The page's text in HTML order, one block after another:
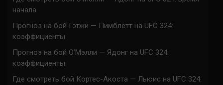
начала
Прогноз на бой Гэтжи — Пимблетт на UFC 324:
коэффициенты
Прогноз на бой О’Мэлли — Ядонг на UFC 324:
коэффициенты
Где смотреть бой Кортес-Акоста — Льюис на UFC 324: